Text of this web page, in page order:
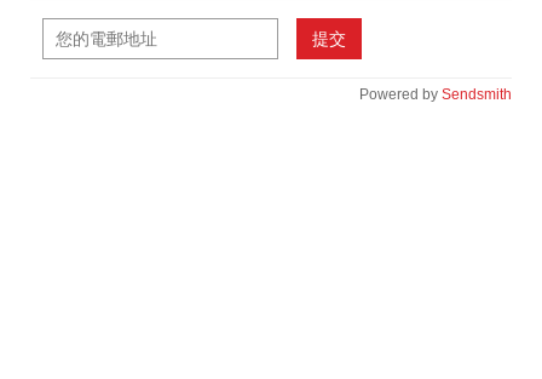
提交
Powered by Sendsmith